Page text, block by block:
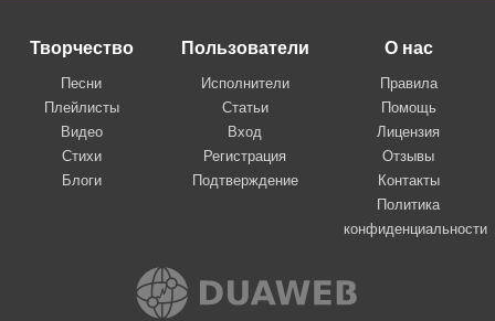
Творчество
Песни
Плейлисты
Видео
Стихи
Блоги
Пользователи
Исполнители
Статьи
Вход
Регистрация
Подтверждение
О нас
Правила
Помощь
Лицензия
Отзывы
Контакты
Политика
конфиденциальности